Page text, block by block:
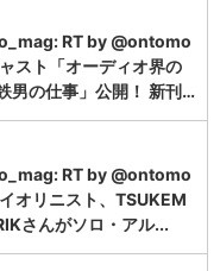
RT by @ontomo
スト「オーディオ界の
男の仕事」公開！ 新刊…
RT by @ontomo
オリニスト、TSUKEM
さんがソロ・アル...